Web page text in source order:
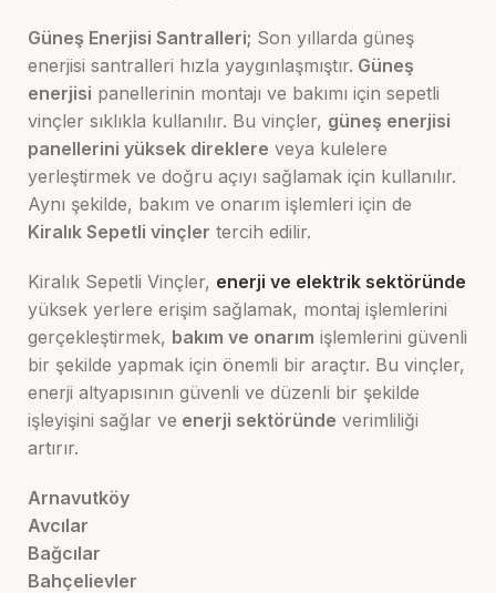
Güneş Enerjisi Santralleri; Son yıllarda güneş
enerjisi santralleri hızla yaygınlaşmıştır. Güneş
enerjisi panellerinin montajı ve bakımı için sepetli
vinçler sıklıkla kullanılır. Bu vinçler, güneş enerjisi
panellerini yüksek direklere veya kulelere
yerleştirmek ve doğru açıyı sağlamak için kullanılır.
Aynı şekilde, bakım ve onarım işlemleri için de
Kiralık Sepetli vinçler tercih edilir.
Kiralık Sepetli Vinçler, enerji ve elektrik sektöründe
yüksek yerlere erişim sağlamak, montaj işlemlerini
gerçekleştirmek, bakım ve onarım işlemlerini güvenli
bir şekilde yapmak için önemli bir araçtır. Bu vinçler,
enerji altyapısının güvenli ve düzenli bir şekilde
işleyişini sağlar ve enerji sektöründe verimliliği
artırır.
Arnavutköy
Avcılar
Bağcılar
Bahçelievler